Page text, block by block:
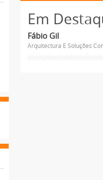
Em
Fábio Gil
Arquitectura E Soluções